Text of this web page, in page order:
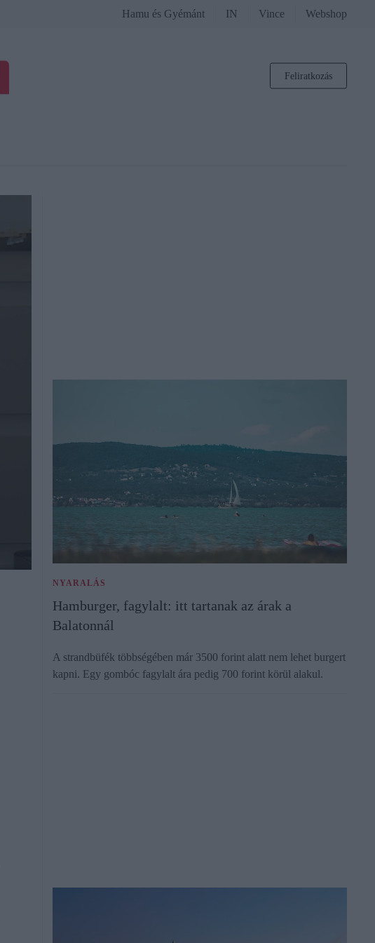
Hamu és Gyémánt IN Vince Webshop
Feliratkozás
NYARALÁS
Hamburger, fagylalt: itt tartanak az árak a
Balatonnál
A strandbüfék többségében már 3500 forint alatt nem lehet burgert
kapni. Egy gombóc fagylalt ára pedig 700 forint körül alakul.